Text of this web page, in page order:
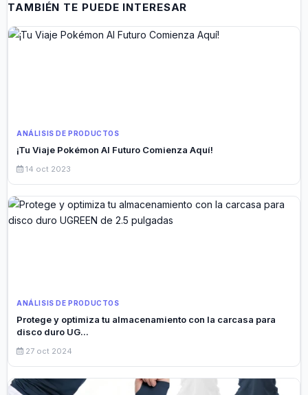
TAMBIÉN TE PUEDE INTERESAR
ANÁLISIS DE PRODUCTOS
¡Tu Viaje Pokémon Al Futuro Comienza Aquí!
14 oct 2023
ANÁLISIS DE PRODUCTOS
Protege y optimiza tu almacenamiento con la carcasa para
disco duro UG...
27 oct 2024